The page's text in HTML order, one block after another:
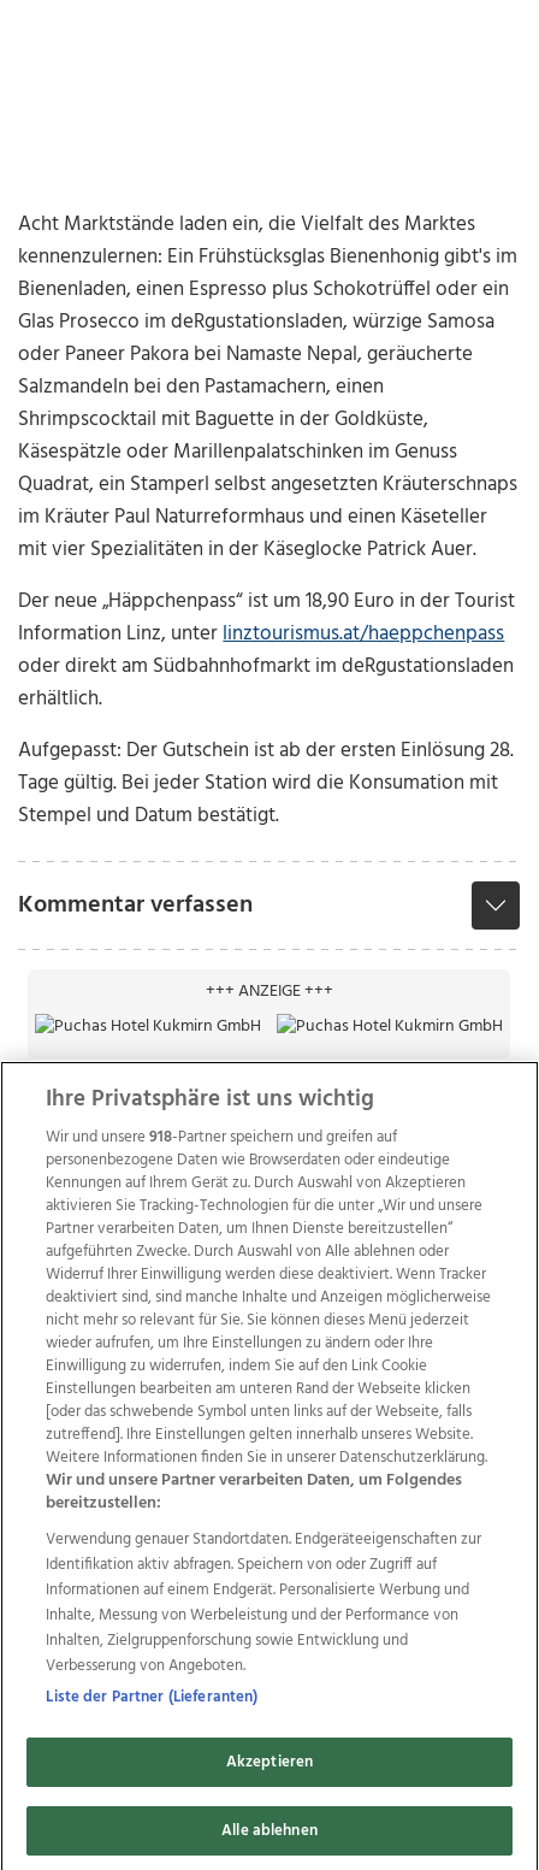
Acht Marktstände laden ein, die Vielfalt des Marktes
kennenzulernen: Ein Frühstücksglas Bienenhonig gibt's im
Bienenladen, einen Espresso plus Schokotrüffel oder ein
Glas Prosecco im deRgustationsladen,würzige Samosa
oder Paneer Pakora bei Namaste Nepal, geräucherte
Salzmandeln bei den Pastamachern, einen
Shrimpscocktail mit Baguette in der Goldküste,
Käsespätzle oder Marillenpalatschinken im Genuss
Quadrat, ein Stamperl selbst angesetzten Kräuterschnaps
im Kräuter Paul Naturreformhaus und einen Käseteller
mit vier Spezialitäten in der Käseglocke Patrick Auer.
Der neue „Häppchenpass“ ist um 18,90 Euro in der Tourist
Information Linz, unterlinztourismus.at/haeppchenpass
oder direkt am Südbahnhofmarkt im deRgustationsladen
erhältlich.
Aufgepasst: Der Gutschein ist ab der ersten Einlösung 28.
Tage gültig.Bei jeder Station wird die Konsumation mit
Stempel und Datum bestätigt.
Kommentar verfassen
+++ ANZEIGE +++
Wir über uns Mediadaten Kontakt
Jobs
Datenschutz
Impressum
AGB Anzeigekunden
AGB Website
Ehrenkodex Politische Werbung
Weitere Angebote des Medienhauses Wimmer
TV1 di-mog-i.at OÖNow
Ischler Woche
Life Radio
OÖNachrichten
OÖN Immobilien
OÖN Karriere
OÖN Reise
Promenaden Galerien
Regionaljobs
wasistlos.at wirtrauern.at
Copyrights © 2026 Tips Zeitungs GmbH & Co KG
developed by
Ihre Privatsphäre ist uns wichtig
Wir und unsere918-Partner speichern und greifen auf
personenbezogene Daten wie Browserdaten oder eindeutige
Kennungen auf Ihrem Gerät zu. Durch Auswahl von Akzeptieren
aktivieren Sie Tracking-Technologien für die unter „Wir und unsere
Partner verarbeiten Daten, um Ihnen Dienste bereitzustellen“
aufgeführten Zwecke. Durch Auswahl von Alle ablehnen oder
Widerruf Ihrer Einwilligung werden diese deaktiviert. Wenn Tracker
deaktiviert sind, sind manche Inhalte und Anzeigen möglicherweise
nicht mehr so relevant für Sie. Sie können dieses Menü jederzeit
wieder aufrufen, um Ihre Einstellungen zu ändern oder Ihre
Einwilligung zu widerrufen, indem Sie auf den Link Cookie
Einstellungen bearbeiten am unteren Rand der Webseite klicken
[oder das schwebende Symbol unten links auf der Webseite, falls
zutreffend]. Ihre Einstellungen gelten innerhalb unseres Website.
Weitere Informationen finden Sie in unserer Datenschutzerklärung.
Wir und unsere Partner verarbeiten Daten, um Folgendes
bereitzustellen:
Verwendung genauer Standortdaten. Endgeräteeigenschaften zur
Identifikation aktiv abfragen. Speichern von oder Zugriff auf
Informationen auf einem Endgerät. Personalisierte Werbung und
Inhalte, Messung von Werbeleistung und der Performance von
Inhalten, Zielgruppenforschung sowie Entwicklung und
Verbesserung von Angeboten.
Liste der Partner (Lieferanten)
Akzeptieren
Alle ablehnen